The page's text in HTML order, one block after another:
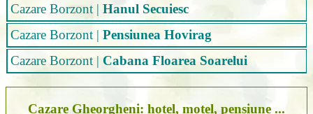
Cazare Borzont | Hanul Secuiesc
Cazare Borzont | Pensiunea Hovirag
Cazare Borzont | Cabana Floarea Soarelui
Cazare Gheorgheni: hotel, motel, pensiune ...